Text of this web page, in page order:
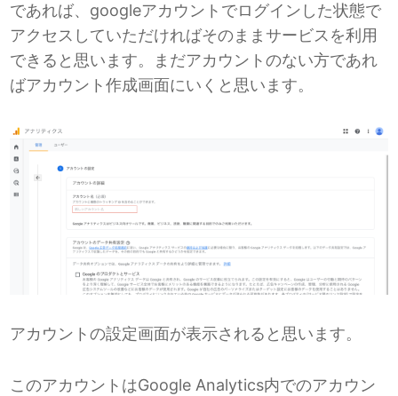
であれば、googleアカウントでログインした状態で
アクセスしていただければそのままサービスを利用
できると思います。まだアカウントのない方であれ
ばアカウント作成画面にいくと思います。
アカウントの設定画面が表示されると思います。
このアカウントはGoogle Analytics内でのアカウン